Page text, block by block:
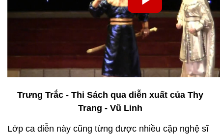
Trưng Trắc - Thi Sách qua diễn xuất của Thy
Trang - Vũ Linh
Lớp ca diễn này cũng từng được nhiều cặp nghệ sĩ